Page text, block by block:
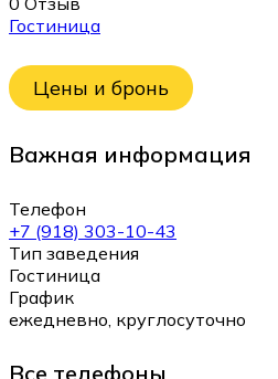
Гостиница
Цены и бронь
Важная информация
Телефон
+7 (918) 303-10-43
Тип заведения
Гостиница
График
ежедневно, круглосуточно
Все телефоны